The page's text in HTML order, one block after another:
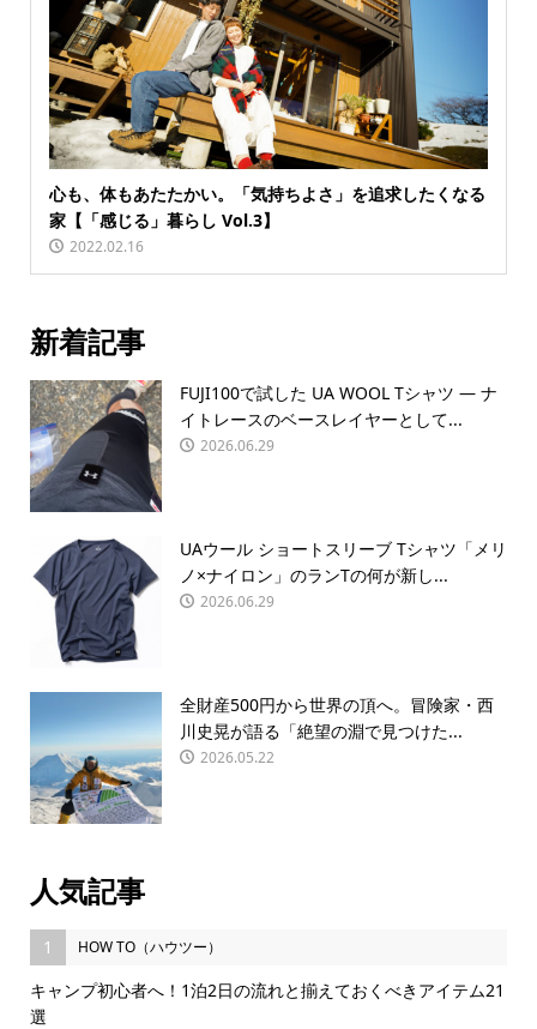
心も、体もあたたかい。「気持ちよさ」を追求したくなる
家【「感じる」暮らし Vol.3】
2022.02.16
新着記事
FUJI100で試した UA WOOL Tシャツ — ナ
イトレースのベースレイヤーとして...
2026.06.29
UAウール ショートスリーブ Tシャツ「メリ
ノ×ナイロン」のランTの何が新し...
2026.06.29
全財産500円から世界の頂へ。冒険家・西
川史晃が語る「絶望の淵で見つけた...
2026.05.22
人気記事
1 HOW TO（ハウツー）
キャンプ初心者へ！1泊2日の流れと揃えておくべきアイテム21
選